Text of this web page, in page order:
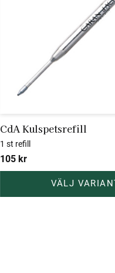
CdA Kulspetsrefill
1 st refill
105 kr